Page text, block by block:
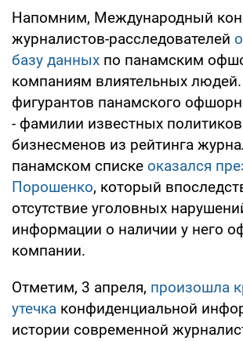
Напомним, Международный
журналистов-расследователей
базу данных по панамским
компаниям влиятельных
фигурантов панамского
- фамилии известных
бизнесменов из рейтинга
панамском списке оказался
Порошенко, который
отсутствие уголовных
информации о наличии у него
компании.
Отметим, 3 апреля, произошла
утечка конфиденциальной
истории современной